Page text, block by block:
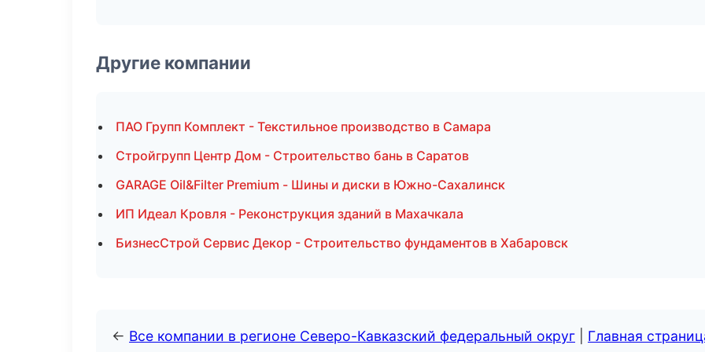
Другие компании
ПАО Групп Комплект - Текстильное производство в Самара
Стройгрупп Центр Дом - Строительство бань в Саратов
GARAGE Oil&Filter Premium - Шины и диски в Южно-Сахалинск
ИП Идеал Кровля - Реконструкция зданий в Махачкала
БизнесСтрой Сервис Декор - Строительство фундаментов в Хабаровск
← Все компании в регионе Северо-Кавказский федеральный округ Главная